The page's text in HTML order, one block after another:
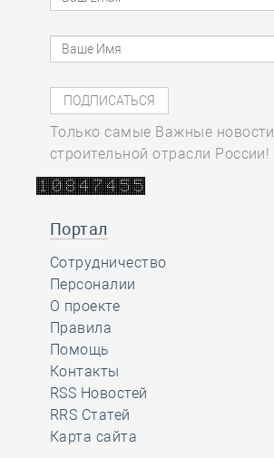
Только самые Важные новости
строительной отрасли России!
Портал
Сотрудничество
Персоналии
О проекте
Правила
Помощь
Контакты
RSS Новостей
RRS Статей
Карта сайта